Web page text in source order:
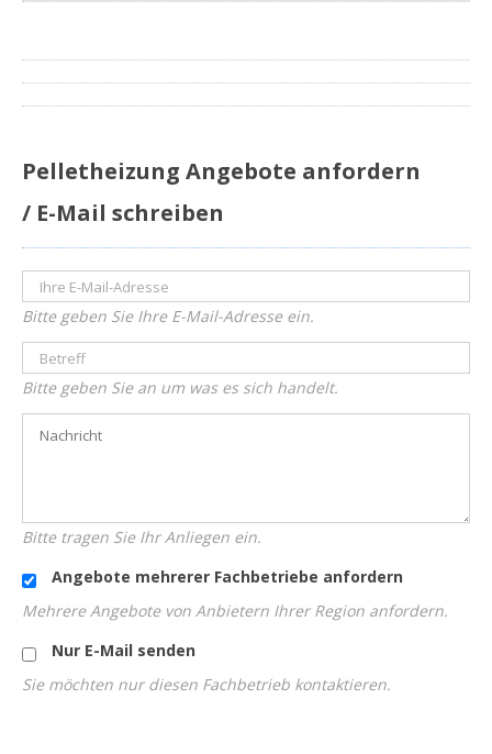
Pelletheizung Angebote anfordern
/ E-Mail schreiben
Bitte geben Sie Ihre E-Mail-Adresse ein.
Bitte geben Sie an um was es sich handelt.
Bitte tragen Sie Ihr Anliegen ein.
Angebote mehrerer Fachbetriebe anfordern
Mehrere Angebote von Anbietern Ihrer Region anfordern.
Nur E-Mail senden
Sie möchten nur diesen Fachbetrieb kontaktieren.